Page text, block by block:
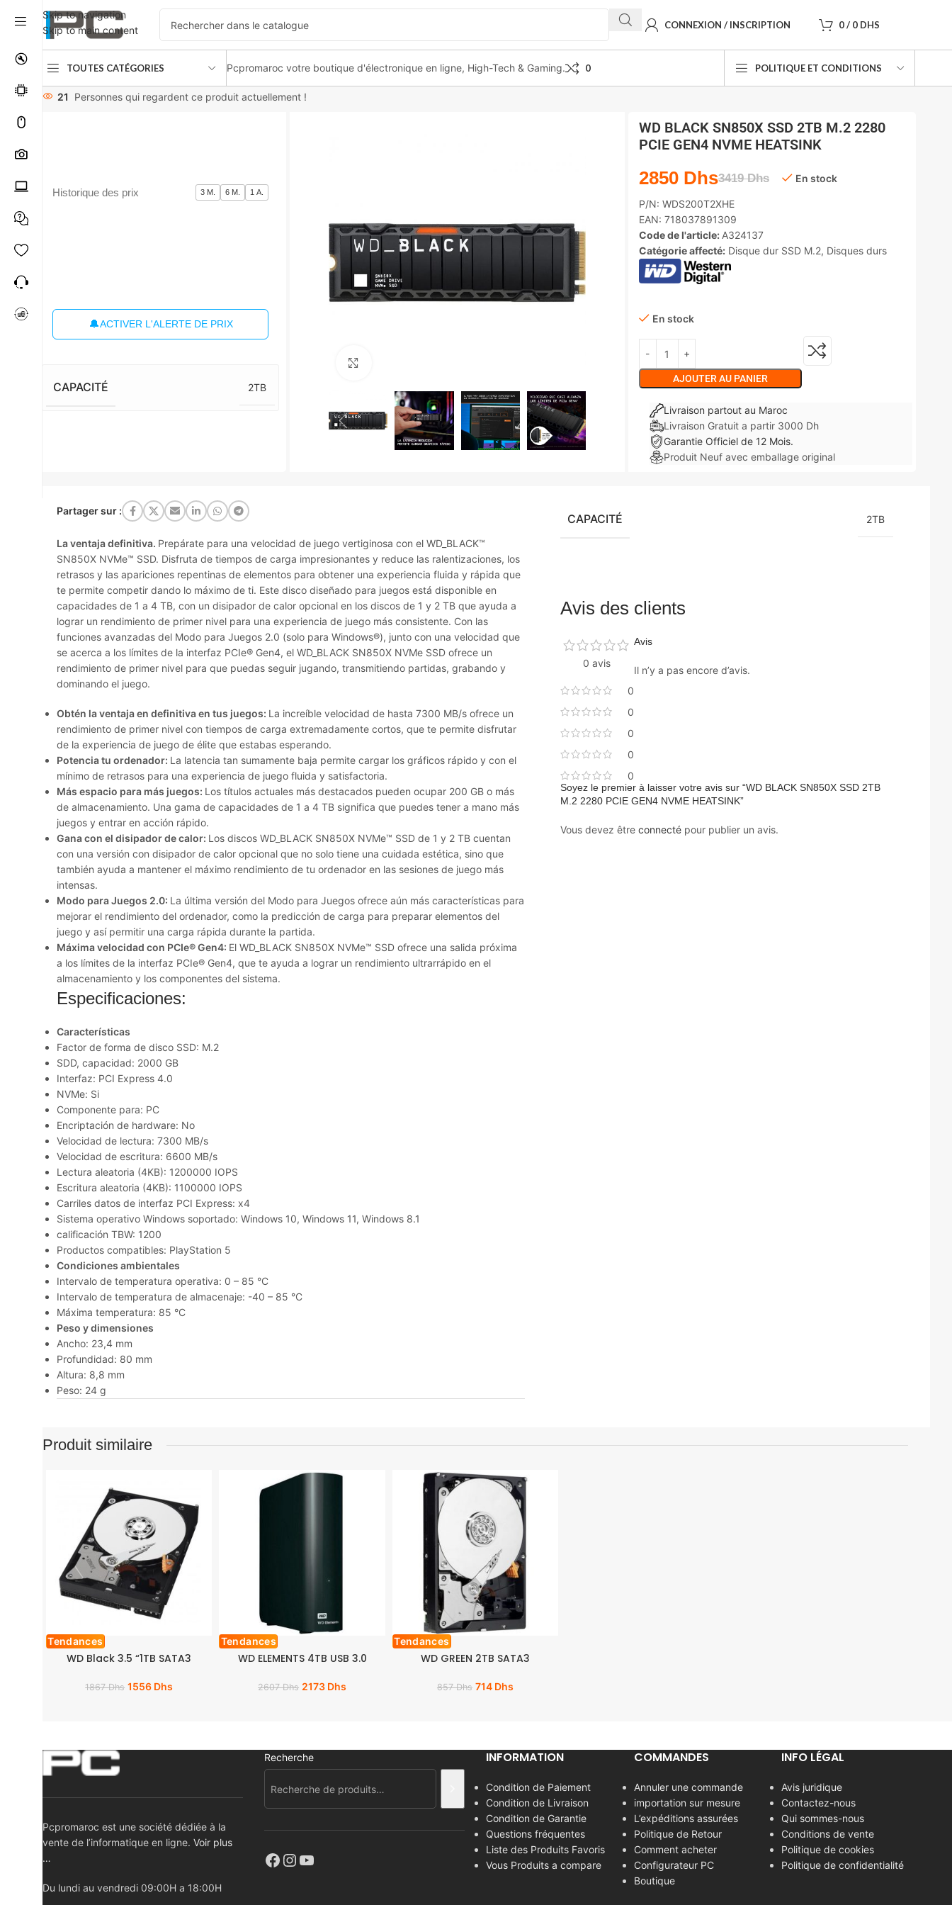
Skip to navigation
Skip to main content
CONNEXION / INSCRIPTION 0/ 0 DHS
TOUTES CATÉGORIES Pcpromaroc votre boutique d'électronique en ligne, High-Tech & Gaming. 0 POLITIQUE ET CONDITIONS
Accueil Disques durs Disque dur SSD M.2 WD BLACK SN850X SSD 2TB M.2 2280 PCIE GEN4 NVME HEATSINK
21
Personnes qui regardent ce produit actuellement !
Historique des prix 3 M. 6 M. 1 A.
🔔ACTIVER L'ALERTE DE PRIX
CAPACITÉ 2TB
WD BLACK SN850X SSD 2TB M.2 2280
PCIE GEN4 NVME HEATSINK
3419Dhs
2850 Dhs En stock
P/N: WDS200T2XHE
EAN: 718037891309
Code de l'article: A324137
Catégorie affecté: Disque dur SSD M.2, Disques durs
En stock
AJOUTER AU PANIER
Livraison partout au Maroc
Livraison Gratuit a partir 3000 Dh
Garantie Officiel de 12 Mois.
Produit Neuf avec emballage original
Partager sur :
La ventaja definitiva. Prepárate para una velocidad de juego vertiginosa con el WD_BLACK™
SN850X NVMe™ SSD. Disfruta de tiempos de carga impresionantes y reduce las ralentizaciones, los
retrasos y las apariciones repentinas de elementos para obtener una experiencia fluida y rápida que
te permite competir dando lo máximo de ti. Este disco diseñado para juegos está disponible en
capacidades de 1 a 4 TB, con un disipador de calor opcional en los discos de 1 y 2 TB que ayuda a
lograr un rendimiento de primer nivel para una experiencia de juego más consistente. Con las
funciones avanzadas del Modo para Juegos 2.0 (solo para Windows®), junto con una velocidad que
se acerca a los límites de la interfaz PCIe® Gen4, el WD_BLACK SN850X NVMe SSD ofrece un
rendimiento de primer nivel para que puedas seguir jugando, transmitiendo partidas, grabando y
dominando el juego.
Obtén la ventaja en definitiva en tus juegos: La increíble velocidad de hasta 7300 MB/s ofrece un
rendimiento de primer nivel con tiempos de carga extremadamente cortos, que te permite disfrutar
de la experiencia de juego de élite que estabas esperando.
Potencia tu ordenador: La latencia tan sumamente baja permite cargar los gráficos rápido y con el
mínimo de retrasos para una experiencia de juego fluida y satisfactoria.
Más espacio para más juegos: Los títulos actuales más destacados pueden ocupar 200 GB o más
de almacenamiento. Una gama de capacidades de 1 a 4 TB significa que puedes tener a mano más
juegos y entrar en acción rápido.
Gana con el disipador de calor: Los discos WD_BLACK SN850X NVMe™ SSD de 1 y 2 TB cuentan
con una versión con disipador de calor opcional que no solo tiene una cuidada estética, sino que
también ayuda a mantener el máximo rendimiento de tu ordenador en las sesiones de juego más
intensas.
Modo para Juegos 2.0: La última versión del Modo para Juegos ofrece aún más características para
mejorar el rendimiento del ordenador, como la predicción de carga para preparar elementos del
juego y así permitir una carga rápida durante la partida.
Máxima velocidad con PCIe® Gen4: El WD_BLACK SN850X NVMe™ SSD ofrece una salida próxima
a los límites de la interfaz PCIe® Gen4, que te ayuda a lograr un rendimiento ultrarrápido en el
almacenamiento y los componentes del sistema.
Especificaciones:
Características
Factor de forma de disco SSD: M.2
SDD, capacidad: 2000 GB
Interfaz: PCI Express 4.0
NVMe: Si
Componente para: PC
Encriptación de hardware: No
Velocidad de lectura: 7300 MB/s
Velocidad de escritura: 6600 MB/s
Lectura aleatoria (4KB): 1200000 IOPS
Escritura aleatoria (4KB): 1100000 IOPS
Carriles datos de interfaz PCI Express: x4
Sistema operativo Windows soportado: Windows 10, Windows 11, Windows 8.1
calificación TBW: 1200
Productos compatibles: PlayStation 5
Condiciones ambientales
Intervalo de temperatura operativa: 0 – 85 °C
Intervalo de temperatura de almacenaje: -40 – 85 °C
Máxima temperatura: 85 °C
Peso y dimensiones
Ancho: 23,4 mm
Profundidad: 80 mm
Altura: 8,8 mm
Peso: 24 g
CAPACITÉ 2TB
Avis des clients
0 avis
0
0
0
0
0
Avis
Il n’y a pas encore d’avis.
Soyez le premier à laisser votre avis sur “WD BLACK SN850X SSD 2TB
M.2 2280 PCIE GEN4 NVME HEATSINK”
Vous devez être connectépour publier un avis.
Produit similaire
Tendances
WD Black 3.5 “1TB SATA3
1867Dhs 1556 Dhs
Tendances
WD ELEMENTS 4TB USB 3.0
2607Dhs 2173 Dhs
Tendances
WD GREEN 2TB SATA3
857Dhs 714 Dhs
Pcpromaroc est une société dédiée à la
vente de l’informatique en ligne. Voir plus
…
Du lundi au vendredi 09:00H a 18:00H
Recherche INFORMATION
Condition de Paiement
Condition de Livraison
Condition de Garantie
Questions fréquentes
Liste des Produits Favoris
Vous Produits a compare
COMMANDES
Annuler une commande
importation sur mesure
L’expéditions assurées
Politique de Retour
Comment acheter
Configurateur PC
Boutique
INFO LÉGAL
Avis juridique
Contactez-nous
Qui sommes-nous
Conditions de vente
Politique de cookies
Politique de confidentialité